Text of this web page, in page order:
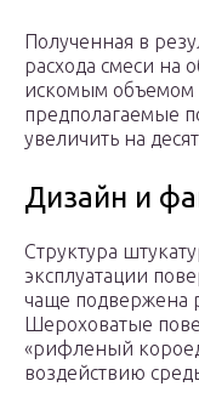
Полученная в
расхода смеси на
искомым объемом
предполагаемые
увеличить на
Дизайн и
Структура
эксплуатации
чаще подвержена
Шероховатые
«рифленый
воздействию